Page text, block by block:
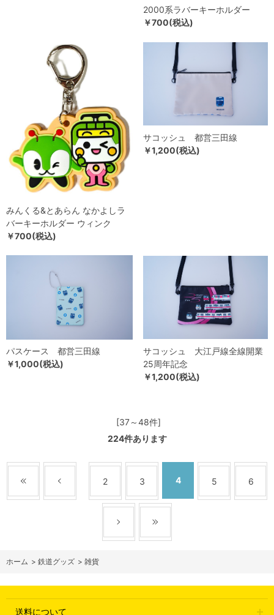
2000系ラバーキーホルダー
￥700(税込)
みんくる&とあらん なかよしラ
バーキーホルダー ウィンク
￥700(税込)
サコッシュ 都営三田線
￥1,200(税込)
パスケース 都営三田線
￥1,000(税込)
サコッシュ 大江戸線全線開業
25周年記念
￥1,200(税込)
[37～48件]
224件あります
2 3 4 5 6
ホーム > 鉄道グッズ > 雑貨
送料について